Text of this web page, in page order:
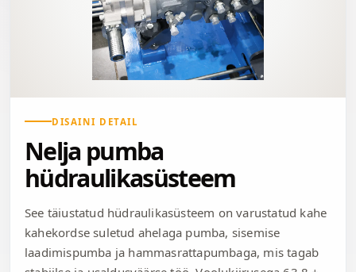
DISAINI DETAIL
Nelja pumba
hüdraulikasüsteem
See täiustatud hüdraulikasüsteem on varustatud kahe
kahekordse suletud ahelaga pumba, sisemise
laadimispumba ja hammasrattapumbaga, mis tagab